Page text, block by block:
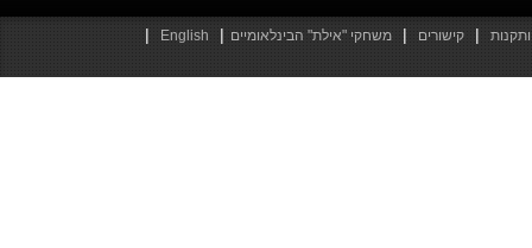
| קישורים | משחקי "אילת" הבינלאומיים |
English
|